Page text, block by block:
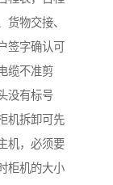
物交接、
签字确认可
缆不准剪
没有标号
机拆卸可先
机，必须要
柜机的大小